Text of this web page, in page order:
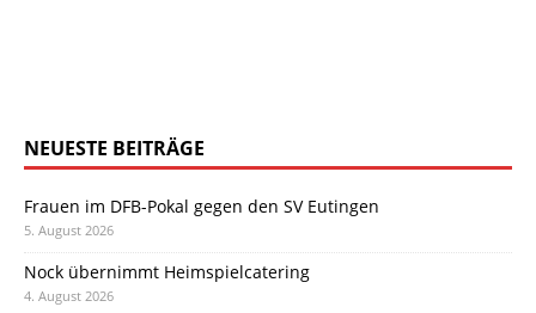
NEUESTE BEITRÄGE
Frauen im DFB-Pokal gegen den SV Eutingen
5. August 2026
Nock übernimmt Heimspielcatering
4. August 2026